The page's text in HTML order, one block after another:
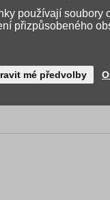
používají
přizpůsobeného
mé předvolby